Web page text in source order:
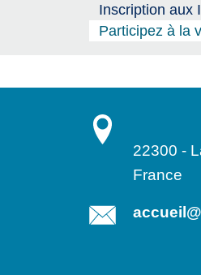
Inscription aux
Participez à la
22300 -
France